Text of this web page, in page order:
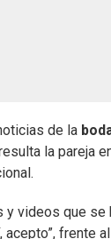
de la
la pareja
videos que se
acepto”, frente